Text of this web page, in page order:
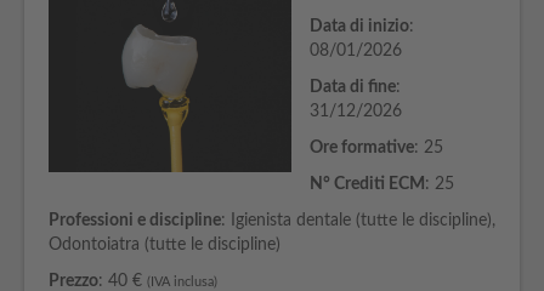
Data di inizio:
08/01/2026
Data di fine:
31/12/2026
Ore formative: 25
N° Crediti ECM : 25
Professioni e discipline: Igienista dentale (tutte le discipline),
Odontoiatra (tutte le discipline)
Prezzo: 40 € (IVA inclusa)